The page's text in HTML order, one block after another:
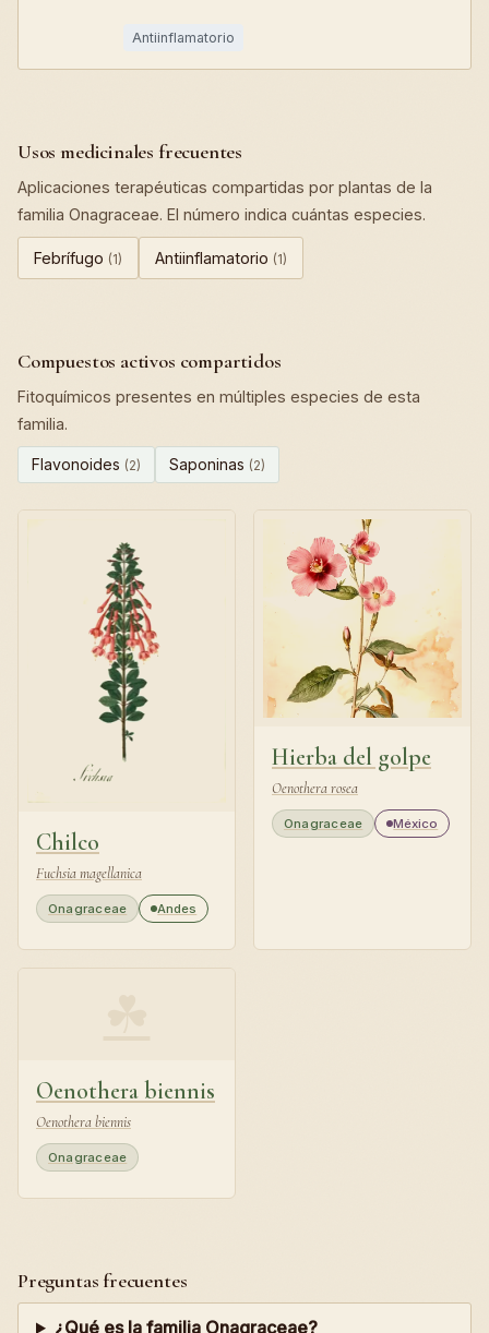
Antiinflamatorio
Usos medicinales frecuentes
Aplicaciones terapéuticas compartidas por plantas de la
familia Onagraceae. El número indica cuántas especies.
Febrífugo (1) Antiinflamatorio (1)
Compuestos activos compartidos
Fitoquímicos presentes en múltiples especies de esta
familia.
Flavonoides (2) Saponinas (2)
Chilco
Fuchsia magellanica
Onagraceae Andes
Hierba del golpe
Oenothera rosea
Onagraceae México
Oenothera biennis
Oenothera biennis
Onagraceae
Preguntas frecuentes
¿Qué es la familia Onagraceae?